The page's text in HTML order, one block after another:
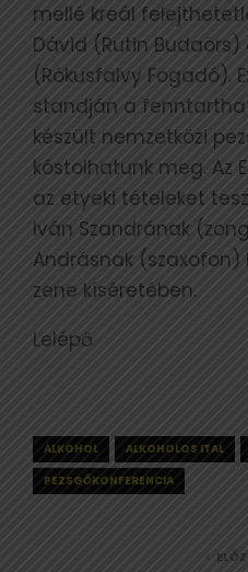
mellé kreál
Dávid (Rutin Budaörs)
(Rókusfalvy Fogadó).
standján a
készült nemzetközi
kóstolhatunk meg. Az
az etyeki tételeket
Iván Szandrának
Andrásnak (szaxofon)
zene kíséretében.
Lelépő
ALKOHOL ALKOHOLOS ITAL
PEZSGŐKONFERENCIA